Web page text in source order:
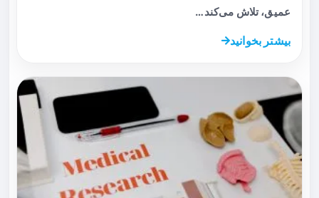
عمیق، تلاش می‌کند…
بیشتر بخوانید